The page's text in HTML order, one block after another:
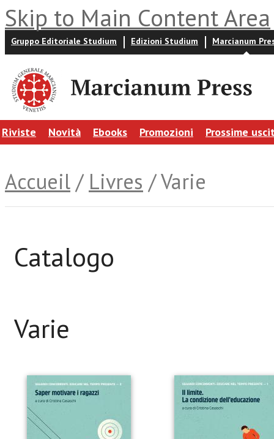
Skip to Main Content Area
Gruppo Editoriale Studium Edizioni Studium Marcianum
Riviste Novità Ebooks Promozioni Prossime
Accueil / Livres / Varie
Catalogo
Varie